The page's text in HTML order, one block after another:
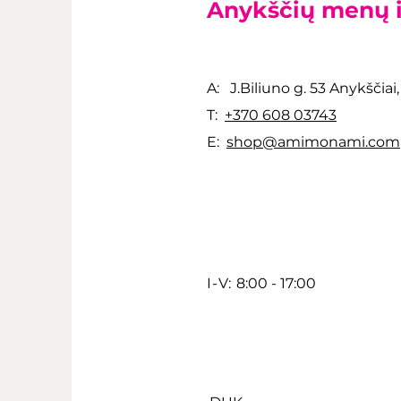
Anykščių menų
A: J.Biliuno g. 53 Anykščiai,
T: +370 608 03743
E: shop@amimonami.com
I-V: 8:00 - 17:00